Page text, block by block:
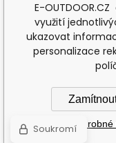
E-
využití
ukazovat
personalizace
Soukromí